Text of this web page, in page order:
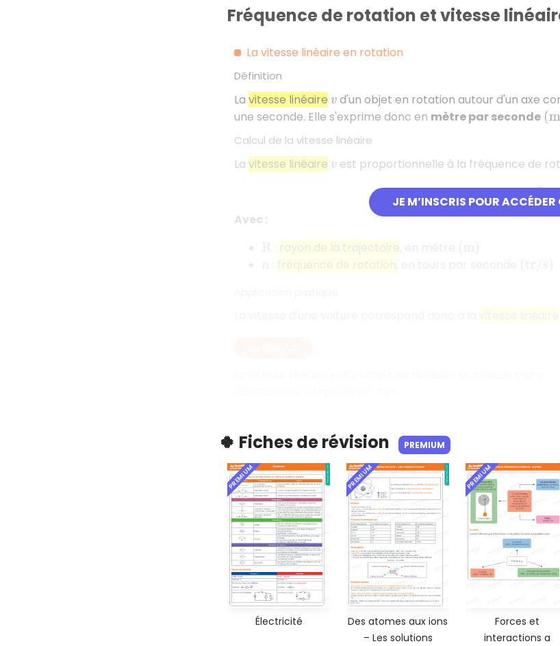
JE M’INSCRIS POUR
Fréquence de rotation et vitesse
La vitesse linéaire en rotation
Définition
La vitesse linéaire vd'un objet en rotation autour d'un axe
une seconde. Elle s'exprime donc en mètre par seconde (m
Calcul de la vitesse linéaire
La vitesse linéaire v est proportionnelle à la fréquence de
v=2
Avec :
rayon de la trajectoire
🍀 Fiches de révision PREMIUM
PREMIUM
Électricité
PREMIUM
Des atomes aux ions
– Les solutions
PREMIUM
Forces et
interactions a